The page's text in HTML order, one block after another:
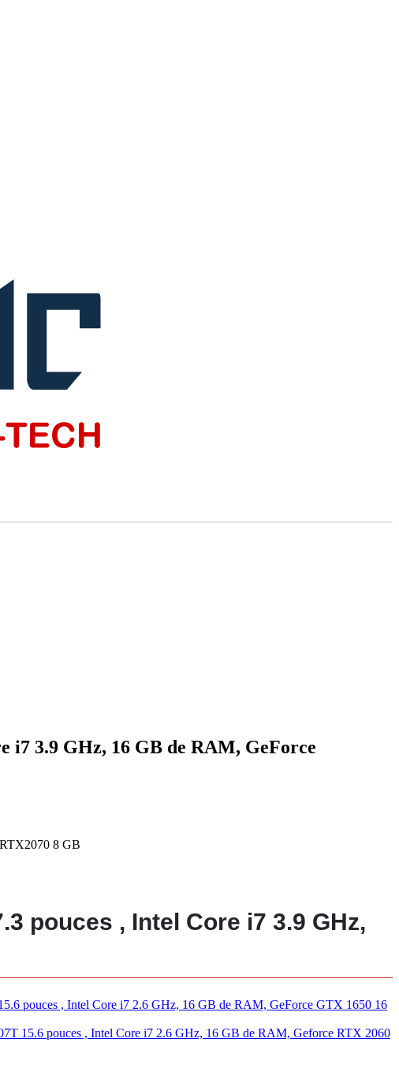
i7 3.9 GHz, 16 GB de RAM, GeForce
8 GB
pouces , Intel Core i7 3.9 GHz,
pouces , Intel Core i7 2.6 GHz, 16 GB de RAM, GeForce GTX 1650 16
15.6 pouces , Intel Core i7 2.6 GHz, 16 GB de RAM, Geforce RTX 2060